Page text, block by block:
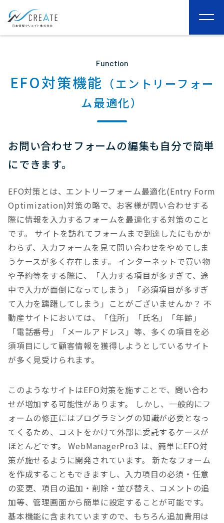
Function
EFO対策機能 （エントリーフォー
ム最適化）
お問い合わせフォームの編集も自分で簡単
にできます。
EFO対策とは、エントリーフォーム最適化(Entry Form
Optimization)対策の略で、お客様が問い合わせする
際に情報を入力するフォームを最適化する対策のこと
です。
サイトを訪れてフォームまで到達したにもかか
わらず、入力フォームを見て問い合わせをやめてしま
うケースが多く存在します。
インターネットで買い物
や予約等をする際に、「入力する項目が多すぎて、途
中で入力が面倒になってしまう」「必須項目が多すぎ
て入力を躊躇してしまう」ことがございませんか？ 不
動産サイトにおいては、「住所」「氏名」「年齢」
「電話番号」「メールアドレス」等、多くの項目を必
須項目にして顧客情報を獲得しようとしているサイト
が多く見受けられます。
このようなサイトはEFO対策を施すことで、問い合わ
せが増加する可能性があります。 しかし、一般的にフ
ォームの修正にはプログラミングの知識が必要となっ
てくるため、コストをかけて外部に委託するケースが
ほとんどです。
WebManagerPro3 は、簡単にEFO対
策が施せるように開発されています。
新たなフォーム
を作成することもできますし、入力項目の必須・任意
の変更、項目の追加・削除・並び替え、コメントの追
加等、管理画面から簡単に設定することが可能です。
基本機能に含まれていますので、もちろん追加費用は